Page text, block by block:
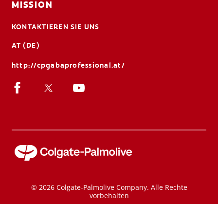
MISSION
KONTAKTIEREN SIE UNS
AT (DE)
http://cpgabaprofessional.at/
© 2026 Colgate-Palmolive Company. Alle Rechte
vorbehalten